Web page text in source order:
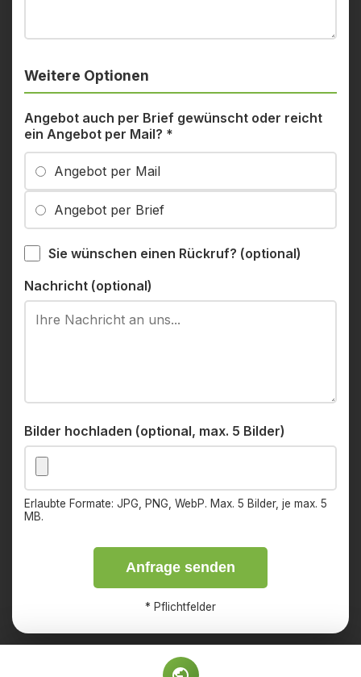
Weitere Optionen
Angebot auch per Brief gewünscht oder reicht
ein Angebot per Mail? *
Angebot per Mail
Angebot per Brief
Sie wünschen einen Rückruf? (optional)
Nachricht (optional)
Bilder hochladen (optional, max. 5 Bilder)
Erlaubte Formate: JPG, PNG, WebP. Max. 5 Bilder, je max. 5
MB.
Anfrage senden
* Pflichtfelder